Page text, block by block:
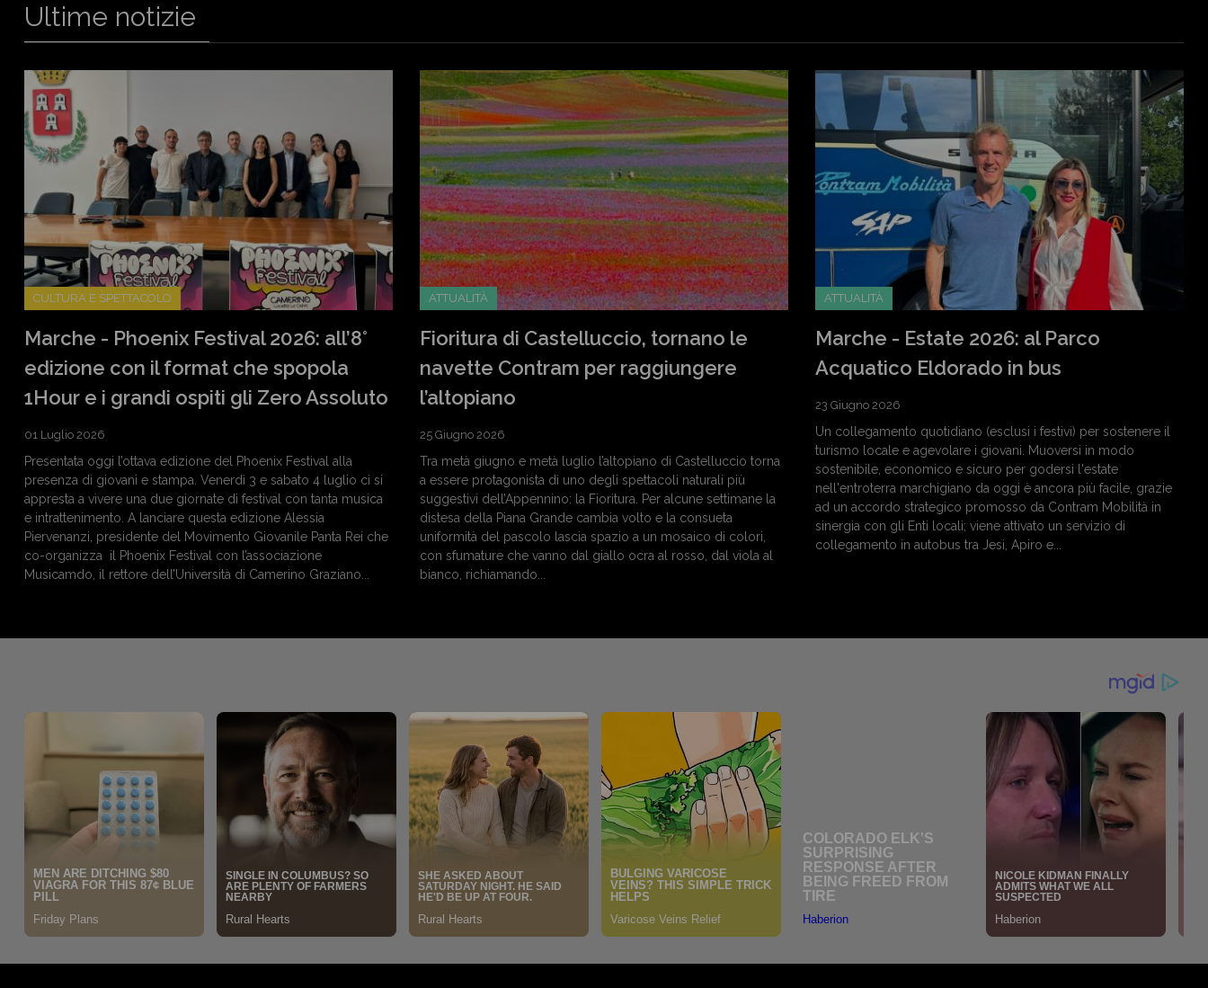
Ultime notizie
CULTURA E SPETTACOLO
Marche - Phoenix Festival 2026: all’8°
edizione con il format che spopola
1Hour e i grandi ospiti gli Zero Assoluto
01 Luglio 2026
Presentata oggi l’ottava edizione del Phoenix Festival alla
presenza di giovani e stampa. Venerdì 3 e sabato 4 luglio ci si
appresta a vivere una due giornate di festival con tanta musica
e intrattenimento. A lanciare questa edizione Alessia
Piervenanzi, presidente del Movimento Giovanile Panta Rei che
co-organizza il Phoenix Festival con l’associazione
Musicamdo, il rettore dell’Università di Camerino Graziano...
ATTUALITÀ
Fioritura di Castelluccio, tornano le
navette Contram per raggiungere
l’altopiano
25 Giugno 2026
Tra metà giugno e metà luglio l’altopiano di Castelluccio torna
a essere protagonista di uno degli spettacoli naturali più
suggestivi dell’Appennino: la Fioritura. Per alcune settimane la
distesa della Piana Grande cambia volto e la consueta
uniformità del pascolo lascia spazio a un mosaico di colori,
con sfumature che vanno dal giallo ocra al rosso, dal viola al
bianco, richiamando...
ATTUALITÀ
Marche - Estate 2026: al Parco
Acquatico Eldorado in bus
23 Giugno 2026
Un collegamento quotidiano (esclusi i festivi) per sostenere il
turismo locale e agevolare i giovani. Muoversi in modo
sostenibile, economico e sicuro per godersi l'estate
nell'entroterra marchigiano da oggi è ancora più facile, grazie
ad un accordo strategico promosso da Contram Mobilità in
sinergia con gli Enti locali; viene attivato un servizio di
collegamento in autobus tra Jesi, Apiro e...